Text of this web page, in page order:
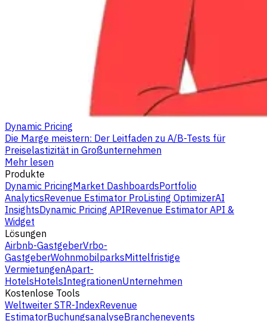
Dynamic Pricing
Die Marge meistern: Der Leitfaden zu A/B-Tests für
Preiselastizität in Großunternehmen
Mehr lesen
Produkte
Dynamic PricingMarket DashboardsPortfolio
AnalyticsRevenue Estimator ProListing OptimizerAI
InsightsDynamic Pricing APIRevenue Estimator API &
Widget
Lösungen
Airbnb-GastgeberVrbo-
GastgeberWohnmobilparksMittelfristige
VermietungenApart-
HotelsHotelsIntegrationenUnternehmen
Kostenlose Tools
Weltweiter STR-IndexRevenue
EstimatorBuchungsanalyseBranchenevents